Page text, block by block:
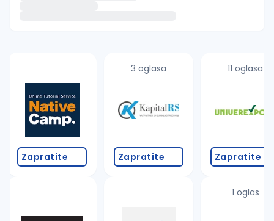
Takođe možete da:
proverite pravopisne greške (koristite č, ć, š, đ,
povećajte radijus za odabrani grad
promenite odabrane filtere pretrage
Zapratite
3 oglasa
Zapratite
11 oglasa
Zapratite
1 oglas